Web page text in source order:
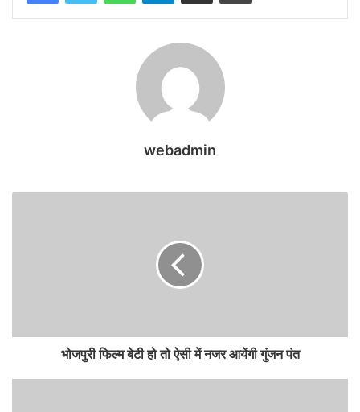
webadmin
भोजपुरी फिल्म बेटी हो तो ऐसी में नजर आयेंगी गुंजन पंत